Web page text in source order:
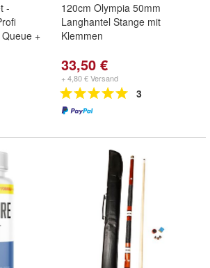
-
+
120cm Olympia 50mm
Langhantel Stange mit
Klemmen
33,50 €
+ 4,80 € Versand
3